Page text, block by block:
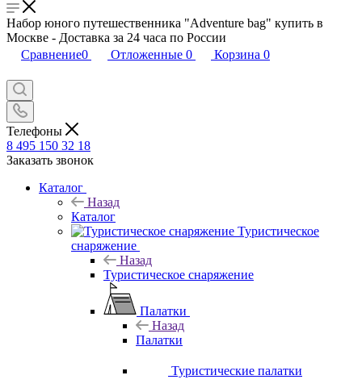
Набор юного путешественника "Adventure bag" купить в
Москве - Доставка за 24 часа по России
Сравнение0 Отложенные 0 Корзина 0
Телефоны
8 495 150 32 18
Заказать звонок
Каталог
Назад
Каталог
Туристическое
снаряжение
Назад
Туристическое снаряжение
Палатки
Назад
Палатки
Туристические палатки